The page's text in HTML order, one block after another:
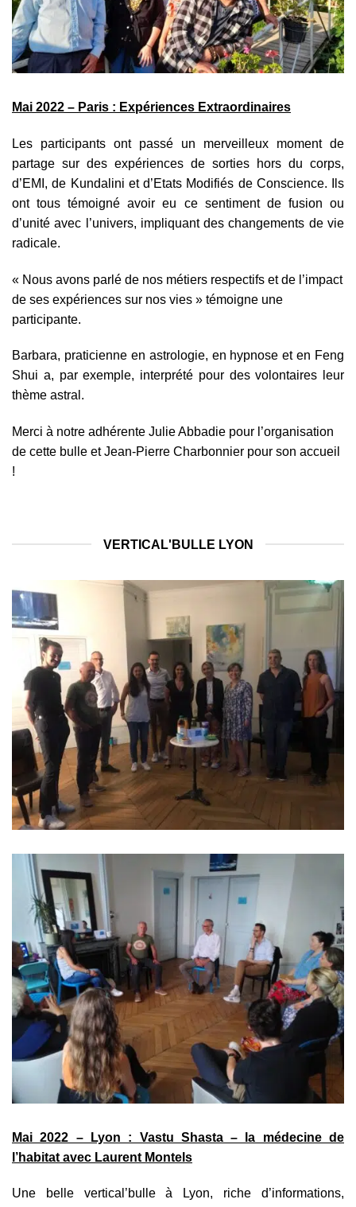
Mai 2022 – Paris : Expériences Extraordinaires
Les participants ont passé un merveilleux moment de
partage sur des expériences de sorties hors du corps,
d’EMI, de Kundalini et d’Etats Modifiés de Conscience. Ils
ont tous témoigné avoir eu ce sentiment de fusion ou
d’unité avec l’univers, impliquant des changements de vie
radicale.
« Nous avons parlé de nos métiers respectifs et de l’impact
de ses expériences sur nos vies » témoigne une
participante.
Barbara, praticienne en astrologie, en hypnose et en Feng
Shui a, par exemple, interprété pour des volontaires leur
thème astral.
Merci à notre adhérente Julie Abbadie pour l’organisation
de cette bulle et Jean-Pierre Charbonnier pour son accueil
!
VERTICAL'BULLE LYON
Mai 2022 – Lyon : Vastu Shasta – la médecine de
l’habitat avec Laurent Montels
Une belle vertical’bulle à Lyon, riche d’informations,